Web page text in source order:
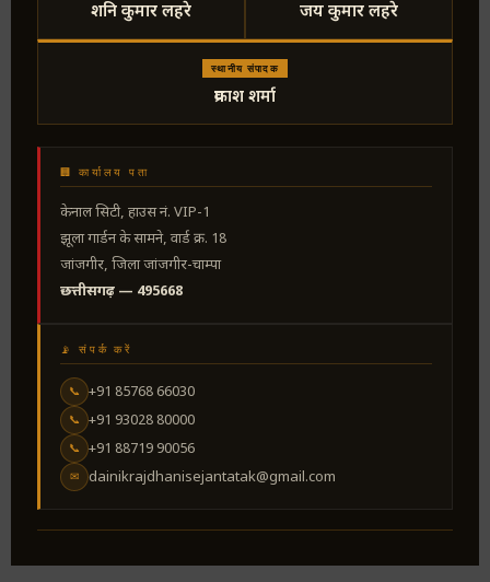
शनि कुमार लहरे जय कुमार लहरे
स्थानीय संपादक
प्रकाश शर्मा
🏢 कार्यालय पता
केनाल सिटी, हाउस नं. VIP-1
झूला गार्डन के सामने, वार्ड क्र. 18
जांजगीर, जिला जांजगीर-चाम्पा
छत्तीसगढ़ — 495668
📡 संपर्क करें
📞 +91 85768 66030
📞 +91 93028 80000
📞 +91 88719 90056
✉ dainikrajdhanisejantatak@gmail.com